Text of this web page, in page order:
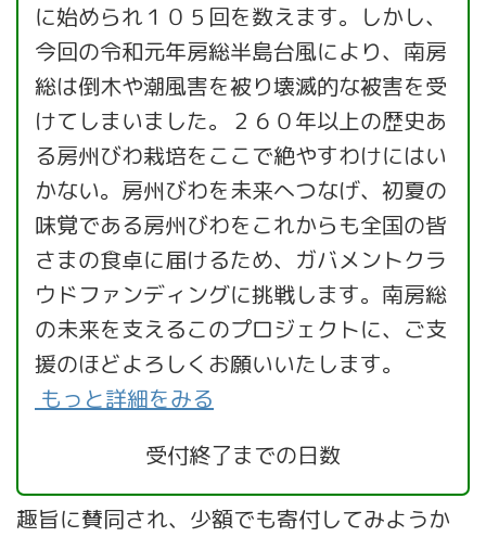
に始められ１０５回を数えます。しかし、
今回の令和元年房総半島台風により、南房
総は倒木や潮風害を被り壊滅的な被害を受
けてしまいました。２６０年以上の歴史あ
る房州びわ栽培をここで絶やすわけにはい
かない。房州びわを未来へつなげ、初夏の
味覚である房州びわをこれからも全国の皆
さまの食卓に届けるため、ガバメントクラ
ウドファンディングに挑戦します。南房総
の未来を支えるこのプロジェクトに、ご支
援のほどよろしくお願いいたします。
もっと詳細をみる
受付終了までの日数
趣旨に賛同され、少額でも寄付してみようか